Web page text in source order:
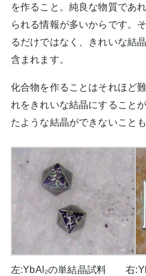
を作ること。純良な物質であ
られる情報が多いからです。
るだけではなく、きれいな結
含まれます。
化合物を作ることはそれほど
れをきれいな結晶にすること
たような結晶ができないこと
左:YbAl₂の単結晶試料 右